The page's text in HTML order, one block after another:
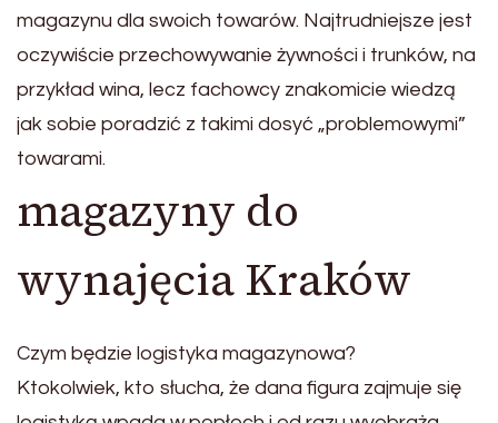
magazynu dla swoich towarów. Najtrudniejsze jest
oczywiście przechowywanie żywności i trunków, na
przykład wina, lecz fachowcy znakomicie wiedzą
jak sobie poradzić z takimi dosyć „problemowymi”
towarami.
magazyny do
wynajęcia Kraków
Czym będzie logistyka magazynowa?
Ktokolwiek, kto słucha, że dana figura zajmuje się